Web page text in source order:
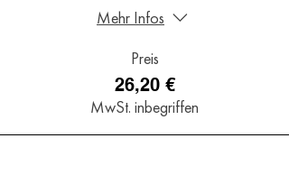
Mehr Infos
Preis
26,20 €
MwSt. inbegriffen